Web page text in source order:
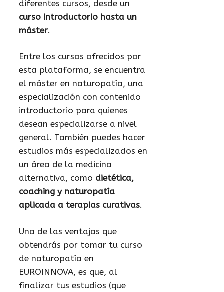
diferentes cursos, desde un
curso introductorio hasta un
máster.
Entre los cursos ofrecidos por
esta plataforma, se encuentra
el máster en naturopatía, una
especialización con contenido
introductorio para quienes
desean especializarse a nivel
general. También puedes hacer
estudios más especializados en
un área de la medicina
alternativa, como dietética,
coaching y naturopatía
aplicada a terapias curativas.
Una de las ventajas que
obtendrás por tomar tu curso
de naturopatía en
EUROINNOVA, es que, al
finalizar tus estudios (que